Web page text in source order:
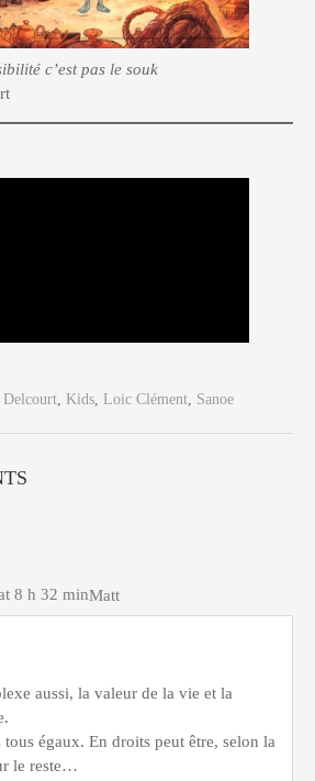
c’est pas le souk
Delcourt, Kids, Loic Clément, Sanoe
Matt
8 h 32 min
aussi, la valeur de la vie et la
tous égaux. En droits peut être, selon la
le reste…